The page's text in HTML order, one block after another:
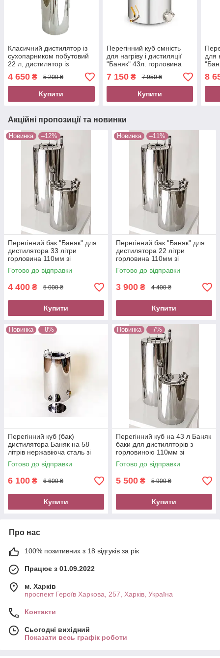
Класичний дистилятор із
сухопарником побутовий
22 л, дистилятор із
нержавіючої сталі
Самограй Samogray
4 650 ₴ 5 200 ₴
Купити
Перегінний куб ємність
для нагріву і дистиляції
"Баняк" 43л. горловина
250 мм. кламп 2"
нержавійка
7 150₴ 7 950 ₴
Купити
для
250
8
Акційні пропозиції та новинки
Новинка –12%
Перегінний бак "Баняк" для
дистилятора 33 літри
горловина 110мм зі
штуцером різьбовим тм
БУДЬМО
Готово до відправки
4 400 ₴ 5 000 ₴
Купити
Новинка –11%
Перегінний бак "Баняк" для
дистилятора 22 літри
горловина 110мм зі
штуцером різьбовим тм
БУДЬМО
Готово до відправки
3 900 ₴ 4 400 ₴
Купити
Новинка –8%
Перегінний куб (бак)
дистилятора Баняк на 58
літрів нержавіюча сталь зі
штуцером різьбовим ТМ
Samogray
Готово до відправки
6 100 ₴ 6 600 ₴
Купити
Новинка –7%
Перегінний куб на 43 л Баняк
баки для дистиляторів з
горловиною 110мм зі
штуцером різьбовим ТМ
Samogray
Готово до відправки
5 500 ₴ 5 900 ₴
Купити
Про нас
100% позитивних з 18 відгуків за рік
Працює з 01.09.2022
м. Харків
проспект Героїв Харкова, 257, Харків, Україна
Контакти
Сьогодні вихідний
Показати весь графік роботи